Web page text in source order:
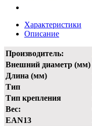
Характеристики
Описание
Производитель:
Внешний диаметр (мм)
Длина (мм)
Тип
Тип крепления
Вес:
EAN13